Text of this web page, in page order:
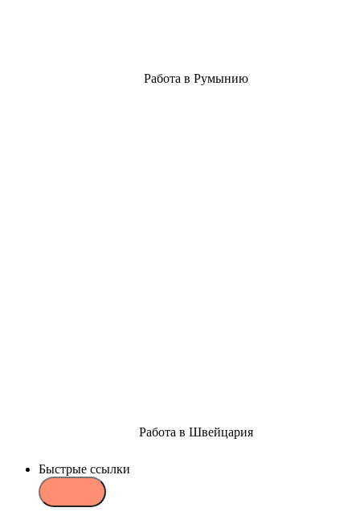
Работа в Румынию
Работа в Швейцария
Быстрые ссылки